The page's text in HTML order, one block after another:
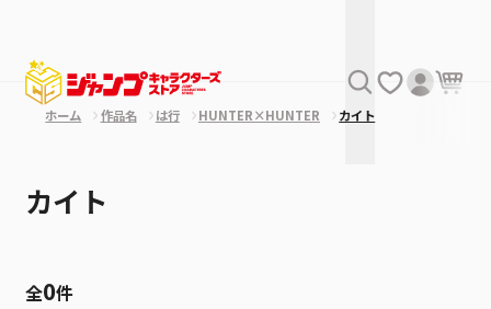
ホーム 作品名 は行 HUNTER×HUNTER カイト
カイト
全0件